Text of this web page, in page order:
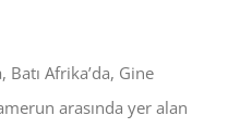
Batı Afrika’da, Gine
arasında yer alan